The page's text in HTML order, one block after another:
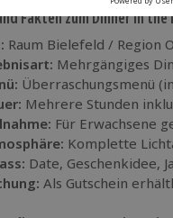
Fakten zum Dinner in
Raum Bielefeld / Region
Mehrgängiges
Überraschungsmenü
Mehrere Stunden
Für Erwachsene
Komplette
Date, Geschenkidee,
Als Gutschein